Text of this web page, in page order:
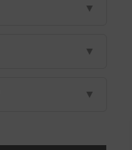
▼
▼
▼